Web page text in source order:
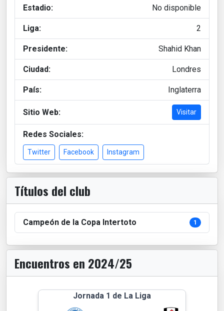
Estadio: No disponible
Liga: 2
Presidente: Shahid Khan
Ciudad: Londres
País: Inglaterra
Sitio Web: Visitar
Redes Sociales:
Twitter Facebook Instagram
Títulos del club
Campeón de la Copa Intertoto 1
Encuentros en 2024/25
Jornada 1 de La Liga